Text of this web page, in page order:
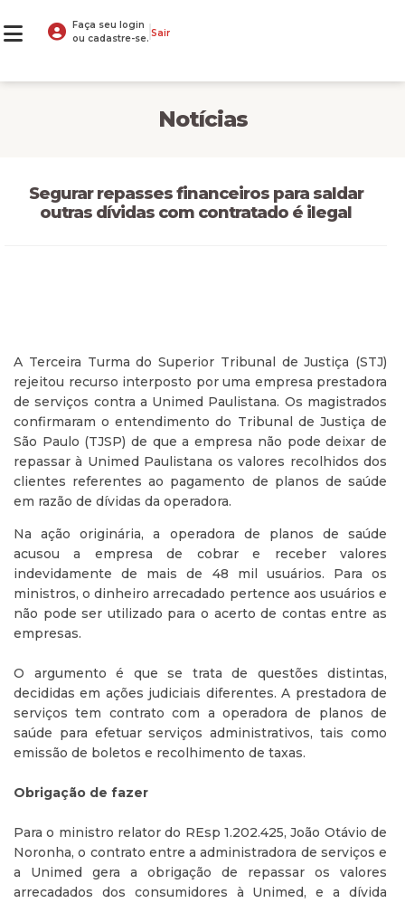
Faça seu login
ou cadastre-se. Sair
Notícias
Segurar repasses financeiros para saldar
outras dívidas com contratado é ilegal
A Terceira Turma do Superior Tribunal de Justiça (STJ)
rejeitou recurso interposto por uma empresa prestadora
de serviços contra a Unimed Paulistana. Os magistrados
confirmaram o entendimento do Tribunal de Justiça de
São Paulo (TJSP) de que a empresa não pode deixar de
repassar à Unimed Paulistana os valores recolhidos dos
clientes referentes ao pagamento de planos de saúde
em razão de dívidas da operadora.
Na ação originária, a operadora de planos de saúde
acusou a empresa de cobrar e receber valores
indevidamente de mais de 48 mil usuários. Para os
ministros, o dinheiro arrecadado pertence aos usuários e
não pode ser utilizado para o acerto de contas entre as
empresas.
O argumento é que se trata de questões distintas,
decididas em ações judiciais diferentes. A prestadora de
serviços tem contrato com a operadora de planos de
saúde para efetuar serviços administrativos, tais como
emissão de boletos e recolhimento de taxas.
Obrigação de fazer
Para o ministro relator do REsp 1.202.425, João Otávio de
Noronha, o contrato entre a administradora de serviços e
a Unimed gera a obrigação de repassar os valores
arrecadados dos consumidores à Unimed, e a dívida